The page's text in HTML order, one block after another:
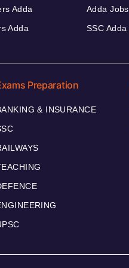
Adda
Adda
Adda Jobs
SSC Adda
Preparation
& INSURANCE